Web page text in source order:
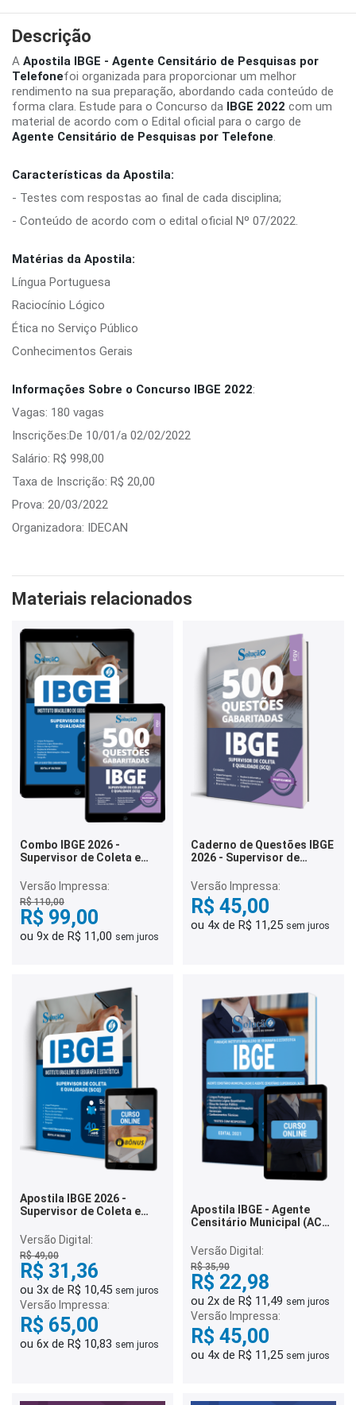
Descrição
A Apostila IBGE - Agente Censitário de Pesquisas por
Telefonefoi organizada para proporcionar um melhor
rendimento na sua preparação, abordando cada conteúdo de
forma clara. Estude para o Concurso da IBGE 2022 com um
material de acordo com o Edital oficial para o cargo de
Agente Censitário de Pesquisas por Telefone.
Características da Apostila:
- Testes com respostas ao final de cada disciplina;
- Conteúdo de acordo com o edital oficial Nº 07/2022.
Matérias da Apostila:
Língua Portuguesa
Raciocínio Lógico
Ética no Serviço Público
Conhecimentos Gerais
Informações Sobre o Concurso IBGE 2022:
Vagas: 180 vagas
Inscrições:De 10/01/a 02/02/2022
Salário: R$ 998,00
Taxa de Inscrição: R$ 20,00
Prova: 20/03/2022
Organizadora: IDECAN
Materiais relacionados
Combo IBGE 2026 -
Supervisor de Coleta e
Versão Impressa:
R$ 110,00
R$ 99,00
ou 9x de R$ 11,00 sem juros
Caderno de Questões IBGE
2026 - Supervisor de
500 Questões Gabaritadas
Versão Impressa:
R$ 45,00
ou 4x de R$ 11,25 sem juros
Apostila IBGE 2026 -
Supervisor de Coleta e
Versão Digital:
R$ 49,00
R$ 31,36
ou 3x de R$ 10,45 sem juros
Versão Impressa:
R$ 65,00
ou 6x de R$ 10,83 sem juros
Apostila IBGE - Agente
Censitário Municipal (ACM)
Supervisor (ACS)
Versão Digital:
R$ 35,90
R$ 22,98
ou 2x de R$ 11,49 sem juros
Versão Impressa:
R$ 45,00
ou 4x de R$ 11,25 sem juros